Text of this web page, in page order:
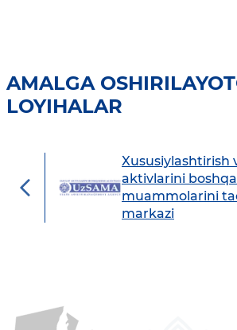
AMALGA
LOYIHALAR
Xususiylashtirish
aktivlarini
muammolarini
markazi